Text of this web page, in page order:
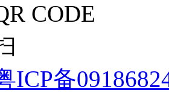
CODE
ICP备